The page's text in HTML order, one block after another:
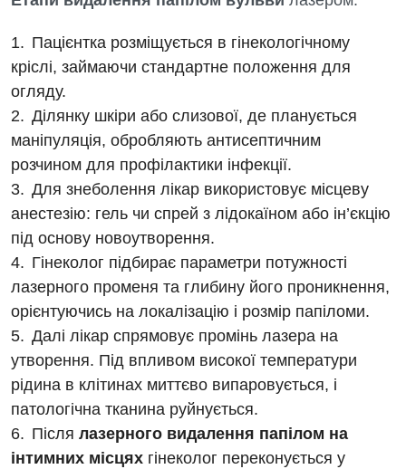
Пацієнтка розміщується в гінекологічному
кріслі, займаючи стандартне положення для
огляду.
Ділянку шкіри або слизової, де планується
маніпуляція, обробляють антисептичним
розчином для профілактики інфекції.
Для знеболення лікар використовує місцеву
анестезію: гель чи спрей з лідокаїном або ін’єкцію
під основу новоутворення.
Гінеколог підбирає параметри потужності
лазерного променя та глибину його проникнення,
орієнтуючись на локалізацію і розмір папіломи.
Далі лікар спрямовує промінь лазера на
утворення. Під впливом високої температури
рідина в клітинах миттєво випаровується, і
патологічна тканина руйнується.
Після лазерного видалення папілом на
інтимних місцях гінеколог переконується у